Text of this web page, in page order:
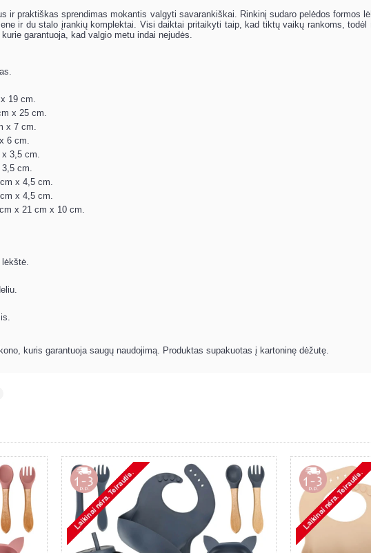
ir praktiškas sprendimas mokantis valgyti savarankiškai. Rinkinį sudaro pelėdos formos
ir du stalo įrankių komplektai. Visi daiktai pritaikyti taip, kad tiktų vaikų rankoms,
garantuoja, kad valgio metu indai nejudės.
19 cm.
x 25 cm.
x 7 cm.
6 cm.
3,5 cm.
cm.
x 4,5 cm.
x 4,5 cm.
x 21 cm x 10 cm.
kuris garantuoja saugų naudojimą. Produktas supakuotas į kartoninę dėžutę.